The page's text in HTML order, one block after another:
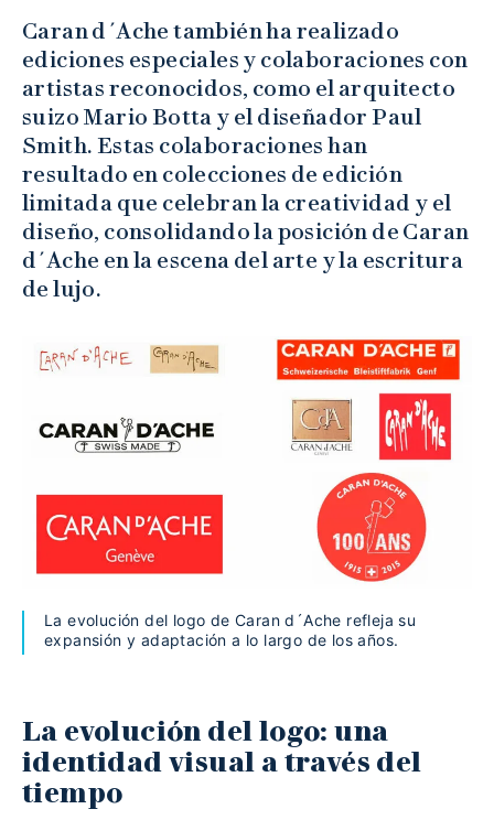
Caran d´Ache también ha realizado
ediciones especiales y colaboraciones con
artistas reconocidos, como el arquitecto
suizo Mario Botta y el diseñador Paul
Smith. Estas colaboraciones han
resultado en colecciones de edición
limitada que celebran la creatividad y el
diseño, consolidando la posición de Caran
d´Ache en la escena del arte y la escritura
de lujo.
La evolución del logo de Caran d´Ache refleja su
expansión y adaptación a lo largo de los años.
La evolución del logo: una
identidad visual a través del
tiempo